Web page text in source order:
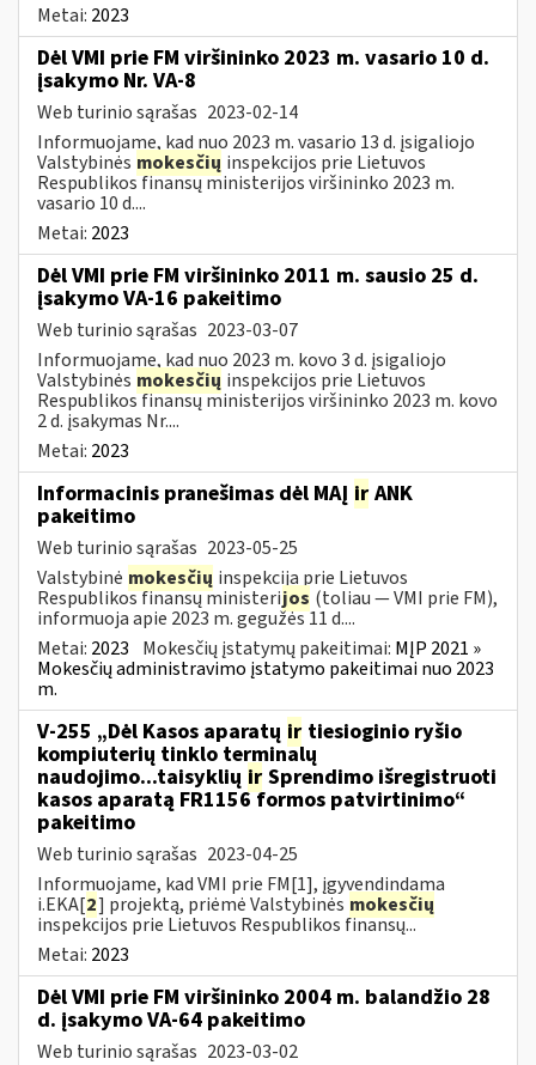
Metai: 2023
Dėl VMI prie FM viršininko 2023 m. vasario 10 d.
įsakymo Nr. VA-8
Web turinio sąrašas 2023-02-14
Informuojame, kad nuo 2023 m. vasario 13 d. įsigaliojo
Valstybinės mokesčių inspekcijos prie Lietuvos
Respublikos finansų ministerijos viršininko 2023 m.
vasario 10 d....
Metai: 2023
Dėl VMI prie FM viršininko 2011 m. sausio 25 d.
įsakymo VA-16 pakeitimo
Web turinio sąrašas 2023-03-07
Informuojame, kad nuo 2023 m. kovo 3 d. įsigaliojo
Valstybinės mokesčių inspekcijos prie Lietuvos
Respublikos finansų ministerijos viršininko 2023 m. kovo
2 d. įsakymas Nr....
Metai: 2023
Informacinis pranešimas dėl MAĮ ir ANK
pakeitimo
Web turinio sąrašas 2023-05-25
Valstybinė mokesčių inspekcija prie Lietuvos
Respublikos finansų ministerijos (toliau — VMI prie FM),
informuoja apie 2023 m. gegužės 11 d....
Metai: 2023 Mokesčių įstatymų pakeitimai: MĮP 2021 »
Mokesčių administravimo įstatymo pakeitimai nuo 2023
m.
V-255 „Dėl Kasos aparatų ir tiesioginio ryšio
kompiuterių tinklo terminalų
naudojimo...taisyklių ir Sprendimo išregistruoti
kasos aparatą FR1156 formos patvirtinimo“
pakeitimo
Web turinio sąrašas 2023-04-25
Informuojame, kad VMI prie FM[1], įgyvendindama
i.EKA[2] projektą, priėmė Valstybinės mokesčių
inspekcijos prie Lietuvos Respublikos finansų...
Metai: 2023
Dėl VMI prie FM viršininko 2004 m. balandžio 28
d. įsakymo VA-64 pakeitimo
Web turinio sąrašas 2023-03-02